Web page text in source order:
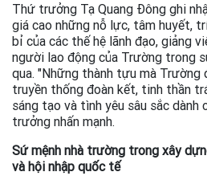
Thứ trưởng Tạ Quang Đông ghi
giá cao những nỗ lực, tâm huyết,
bỉ của các thế hệ lãnh đạo, giảng
người lao động của Trường trong
qua. "Những thành tựu mà
truyền thống đoàn kết, tinh thần
sáng tạo và tình yêu sâu sắc dành
trưởng nhấn mạnh.
Sứ mệnh nhà trường trong xây
và hội nhập quốc tế